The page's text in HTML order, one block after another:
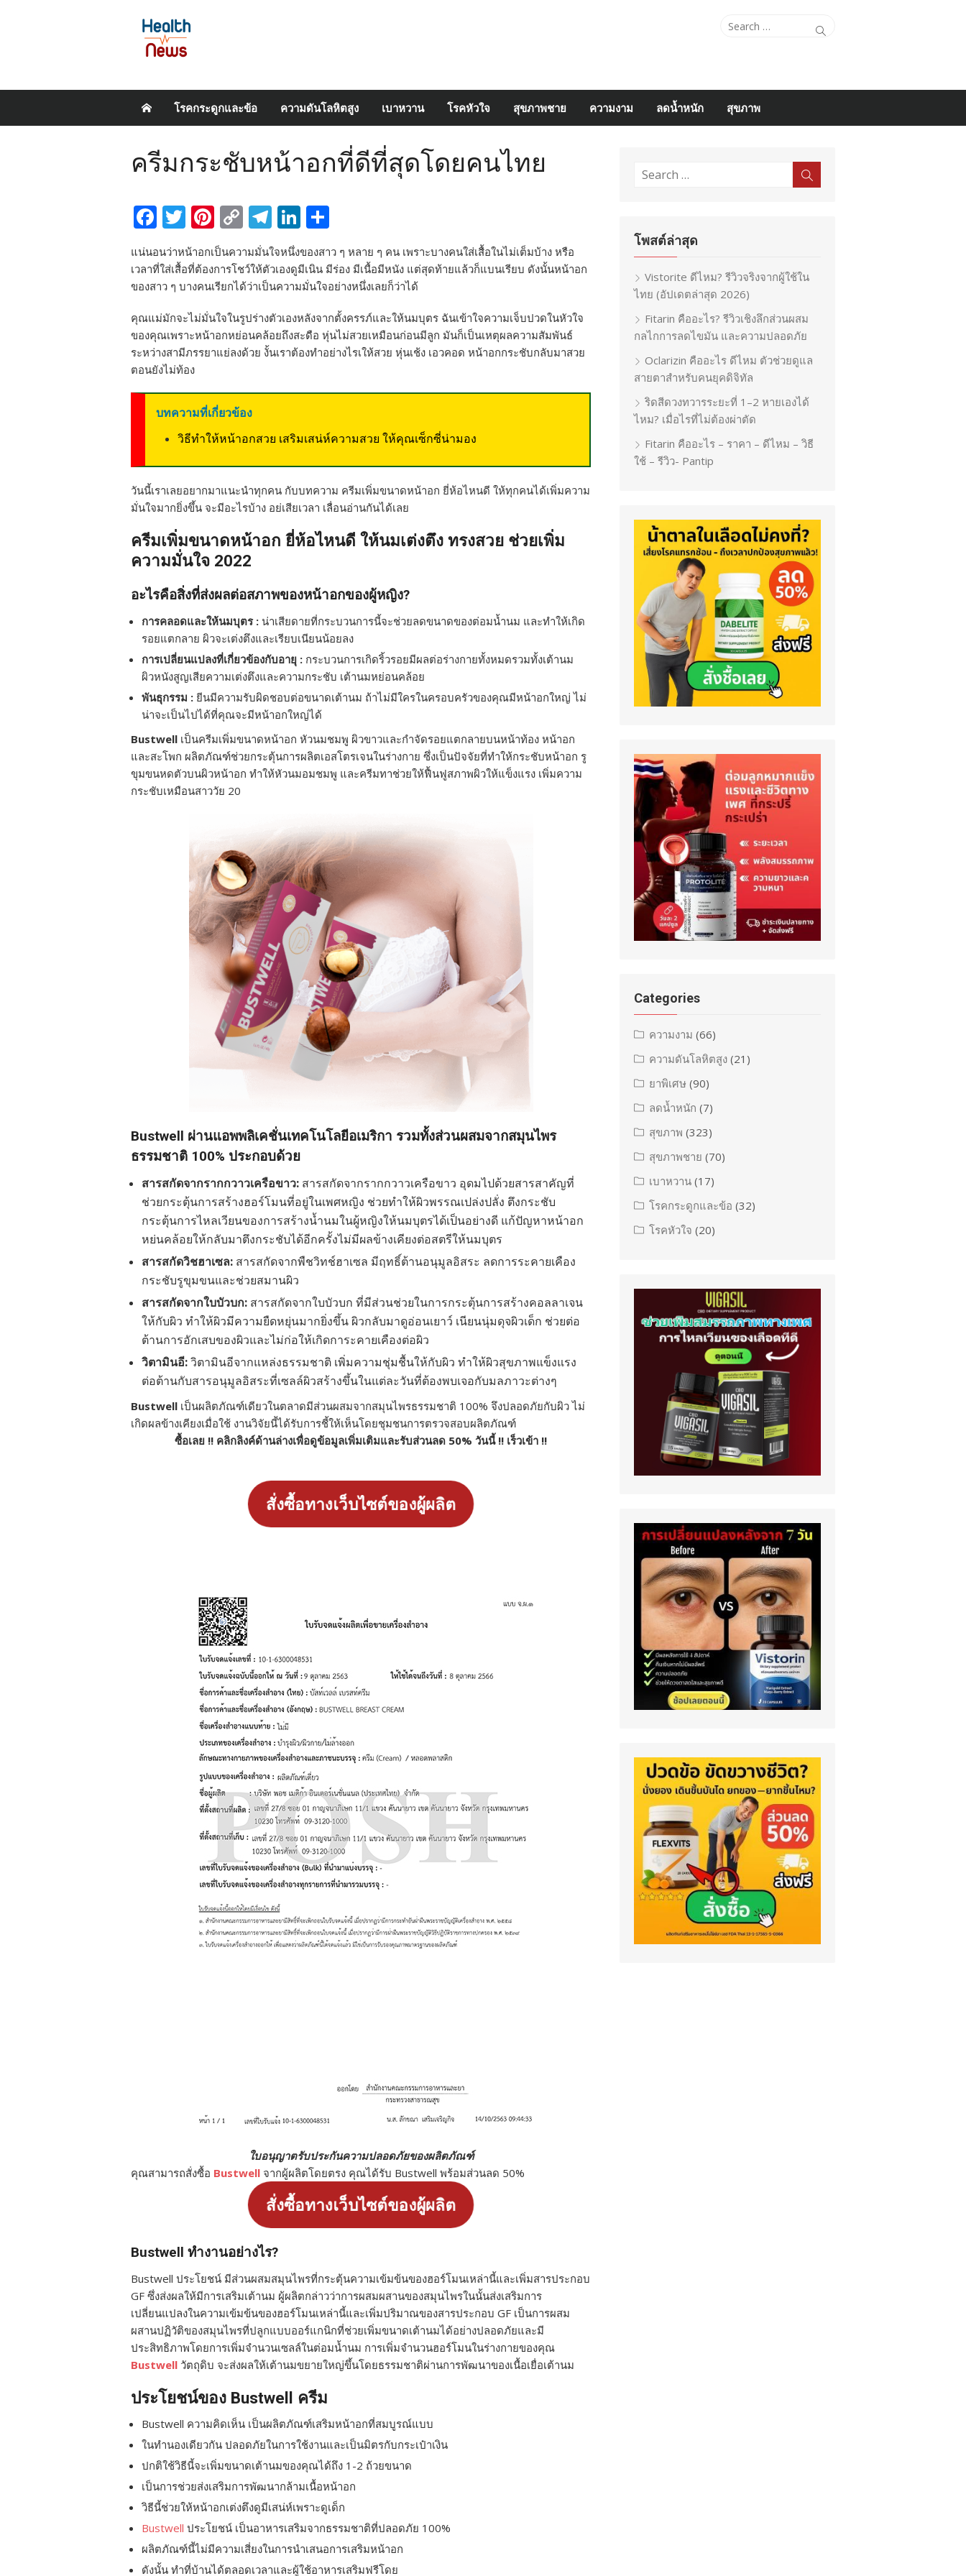
Search
Search
โรคกระดูกและข้อ ความดันโลหิตสูง เบาหวาน โรคหัวใจ สุขภาพชาย ความงาม ลดน้ำหนัก สุขภาพ
ครีมกระชับหน้าอกที่ดีที่สุดโดยคนไทย
Facebook
Twitter
Pinterest
Copy
Link
Telegram
LinkedIn
แน่นอนว่าหน้าอกเป็นความมั่นใจหนึ่งของสาว ๆ หลาย ๆ คน เพราะบางคนใส่เสื้อในไม่เต็มบ้าง หรือ
เวลาที่ใส่เสื้อที่ต้องการโชว์ให้ตัวเองดูมีเนิน มีร่อง มีเนื้อมีหนัง แต่สุดท้ายแล้วก็แบนเรียบ ดังนั้นหน้าอก
ของสาว ๆ บางคนเรียกได้ว่าเป็นความมั่นใจอย่างหนึ่งเลยก็ว่าได้
คุณแม่มักจะไม่มั่นใจในรูปร่างตัวเองหลังจากตั้งครรภ์และให้นมบุตร ฉันเข้าใจความเจ็บปวดในหัวใจ
ของคุณเพราะหน้าอกหย่อนคล้อยถึงสะดือ หุ่นไม่สวยเหมือนก่อนมีลูก มันก็เป็นเหตุผลความสัมพันธ์
ระหว่างสามีภรรยาแย่ลงด้วย งั้นเราต้องทําอย่างไรเให้สวย หุ่นเช้ง เอวคอด หน้าอกกระชับกลับมาสวย
ตอนยังไม่ท้อง
บทความที่เกี่ยวข้อง
วิธีทำให้หน้าอกสวย เสริมเสน่ห์ความสวย ให้คุณเซ็กซี่น่ามอง
วันนี้เราเลยอยากมาแนะนำทุกคน กับบทความ ครีมเพิ่มขนาดหน้าอก ยี่ห้อไหนดี ให้ทุกคนได้เพิ่มความ
มั่นใจมากยิ่งขึ้น จะมีอะไรบ้าง อย่เสียเวลา เลื่อนอ่านกันได้เลย
ครีมเพิ่มขนาดหน้าอก ยี่ห้อไหนดี ให้นมเต่งตึง ทรงสวย ช่วยเพิ่ม
ความมั่นใจ 2022
อะไรคือสิ่งที่ส่งผลต่อสภาพของหน้าอกของผู้หญิง?
การคลอดและให้นมบุตร : น่าเสียดายที่กระบวนการนี้จะช่วยลดขนาดของต่อมน้ำนม และทำให้เกิด
รอยแตกลาย ผิวจะเต่งตึงและเรียบเนียนน้อยลง
การเปลี่ยนแปลงที่เกี่ยวข้องกับอายุ : กระบวนการเกิดริ้วรอยมีผลต่อร่างกายทั้งหมดรวมทั้งเต้านม
ผิวหนังสูญเสียความเต่งตึงและความกระชับ เต้านมหย่อนคล้อย
พันธุกรรม : ยีนมีความรับผิดชอบต่อขนาดเต้านม ถ้าไม่มีใครในครอบครัวของคุณมีหน้าอกใหญ่ ไม่
น่าจะเป็นไปได้ที่คุณจะมีหน้าอกใหญ่ได้
Bustwell เป็นครีมเพิ่มขนาดหน้าอก หัวนมชมพู ผิวขาวและกำจัดรอยแตกลายบนหน้าท้อง หน้าอก
และสะโพก ผลิตภัณฑ์ช่วยกระตุ้นการผลิตเอสโตรเจนในร่างกาย ซึ่งเป็นปัจจัยที่ทําให้กระชับหน้าอก รู
ขุมขนหดตัวบนผิวหน้าอก ทำให้หัวนมอมชมพู และครีมทาช่วยให้ฟื้นฟูสภาพผิวให้แข็งแรง เพิ่มความ
กระชับเหมือนสาววัย 20
Bustwell ผ่านแอพพลิเคชั่นเทคโนโลยีอเมริกา รวมทั้งส่วนผสมจากสมุนไพร
ธรรมชาติ 100% ประกอบด้วย
สารสกัดจากรากกวาวเครือขาว: สารสกัดจากรากกวาวเครือขาว อุดมไปด้วยสารสาคัญที่
ช่วยกระตุ้นการสร้างฮอร์โมนที่อยู่ในเพศหญิง ช่วยทำให้ผิวพรรณเปล่งปลั่ง ตึงกระชับ
กระตุ้นการไหลเวียนของการสร้างนํ้านมในผู้หญิงให้นมบุตรได้เป็นอย่างดี แก้ปัญหาหน้าอก
หย่นคล้อยให้กลับมาตึงกระชับได้อีกครั้งไม่มีผลข้างเคียงต่อสตรีให้นมบุตร
สารสกัดวิชฮาเซล: สารสกัดจากพืชวิทช์ฮาเซล มีฤทธิ์ต้านอนุมูลอิสระ ลดการระคายเคือง
กระชับรูขุมขนและช่วยสมานผิว
สารสกัดจากใบบัวบก: สารสกัดจากใบบัวบก ที่มีส่วนช่วยในการกระตุ้นการสร้างคอลลาเจน
ให้กับผิว ทำให้ผิวมีความยืดหยุ่นมากยิ่งขึ้น ผิวกลับมาดูอ่อนเยาว์ เนียนนุ่มดุจผิวเด็ก ช่วยต่อ
ต้านการอักเสบของผิวและไม่ก่อให้เกิดการะคายเคืองต่อผิว
วิตามินอี:วิตามินอีจากแหล่งธรรมชาติ เพิ่มความชุ่มชื้นให้กับผิว ทำให้ผิวสุขภาพแข็งแรง
ต่อต้านกับสารอนุมูลอิสระที่เซลล์ผิวสร้างขึ้นในแต่ละวันที่ต้องพบเจอกับมลภาวะต่างๆ
Bustwell เป็นผลิตภัณฑ์เดียวในตลาดมีส่วนผสมจากสมุนไพรธรรมชาติ 100% จึงปลอดภัยกับผิว ไม่
เกิดผลข้างเคียงเมื่อใช้ งานวิจัยนี้ได้รับการชี้ให้เห็นโดยชุมชนการตรวจสอบผลิตภัณฑ์
ซื้อเลย !! คลิกลิงค์ด้านล่างเพื่อดูข้อมูลเพิ่มเติมและรับส่วนลด 50% วันนี้ !! เร็วเข้า !!
สั่งซื้อทางเว็บไซต์ของผู้ผลิต
ใบอนุญาตรับประกันความปลอดภัยของผลิตภัณฑ์
คุณสามารถสั่งซื้อ Bustwell จากผู้ผลิตโดยตรง คุณได้รับ Bustwell พร้อมส่วนลด 50%
สั่งซื้อทางเว็บไซต์ของผู้ผลิต
Bustwell ทำงานอย่างไร?
Bustwell ประโยชน์ มีส่วนผสมสมุนไพรที่กระตุ้นความเข้มข้นของฮอร์โมนเหล่านี้และเพิ่มสารประกอบ
GF ซึ่งส่งผลให้มีการเสริมเต้านม ผู้ผลิตกล่าวว่าการผสมผสานของสมุนไพรในนั้นส่งเสริมการ
เปลี่ยนแปลงในความเข้มข้นของฮอร์โมนเหล่านี้และเพิ่มปริมาณของสารประกอบ GF เป็นการผสม
ผสานปฏิวัติของสมุนไพรที่ปลูกแบบออร์แกนิกที่ช่วยเพิ่มขนาดเต้านมได้อย่างปลอดภัยและมี
ประสิทธิภาพโดยการเพิ่มจำนวนเซลล์ในต่อมน้ำนม การเพิ่มจำนวนฮอร์โมนในร่างกายของคุณ
Bustwell วัตถุดิบ จะส่งผลให้เต้านมขยายใหญ่ขึ้นโดยธรรมชาติผ่านการพัฒนาของเนื้อเยื่อเต้านม
ประโยชน์ของ Bustwell ครีม
Bustwell ความคิดเห็น เป็นผลิตภัณฑ์เสริมหน้าอกที่สมบูรณ์แบบ
ในทำนองเดียวกัน ปลอดภัยในการใช้งานและเป็นมิตรกับกระเป๋าเงิน
ปกติใช้วิธีนี้จะเพิ่มขนาดเต้านมของคุณได้ถึง 1-2 ถ้วยขนาด
เป็นการช่วยส่งเสริมการพัฒนากล้ามเนื้อหน้าอก
วิธีนี้ช่วยให้หน้าอกเต่งตึงดูมีเสน่ห์เพราะดูเด็ก
Bustwell ประโยชน์ เป็นอาหารเสริมจากธรรมชาติที่ปลอดภัย 100%
ผลิตภัณฑ์นี้ไม่มีความเสี่ยงในการนำเสนอการเสริมหน้าอก
ดังนั้น ทำที่บ้านได้ตลอดเวลาและผู้ใช้อาหารเสริมฟรีโดย
Search
Search
โพสต์ล่าสุด
Vistorite ดีไหม? รีวิวจริงจากผู้ใช้ใน
ไทย (อัปเดตล่าสุด 2026)
Fitarin คืออะไร? รีวิวเชิงลึกส่วนผสม
กลไกการลดไขมัน และความปลอดภัย
Oclarizin คืออะไร ดีไหม ตัวช่วยดูแล
สายตาสำหรับคนยุคดิจิทัล
ริดสีดวงทวารระยะที่ 1–2 หายเองได้
ไหม? เมื่อไรที่ไม่ต้องผ่าตัด
Fitarin คืออะไร – ราคา – ดีไหม – วิธี
ใช้ – รีวิว- Pantip
Categories
ความงาม (66)
ความดันโลหิตสูง (21)
ยาพิเศษ (90)
ลดน้ำหนัก (7)
สุขภาพ (323)
สุขภาพชาย (70)
เบาหวาน (17)
โรคกระดูกและข้อ (32)
โรคหัวใจ (20)